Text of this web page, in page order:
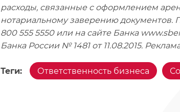
расходы, связанные с оформлением
нотариальному заверению
800 555 5550 или на сайте Банка
Банка России № 1481 от 11.08.2015.
Теги: Ответственность бизнеса